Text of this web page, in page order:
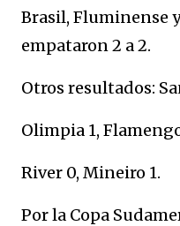
Brasil, Fluminense
empataron 2 a 2.
Otros resultados:
Olimpia 1,
River 0, Mineiro 1.
Por la Copa